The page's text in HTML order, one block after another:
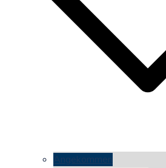
Angekommen